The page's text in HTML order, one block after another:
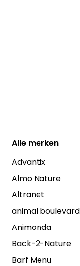
Alle merken
Advantix
Almo Nature
Altranet
animal boulevard
Animonda
Back-2-Nature
Barf Menu